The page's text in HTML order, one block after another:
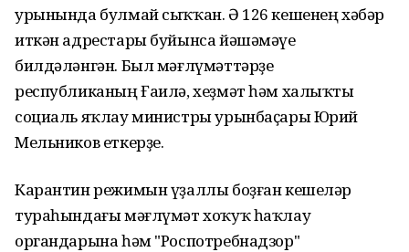
урынында булмай сыҡҡан. Ә 126 кешенең хәбәр
иткән адрестары буйынса йәшәмәүе
билдәләнгән. Был мәғлүмәттәрҙе
республиканың Ғаилә, хеҙмәт һәм халыҡты
социаль яҡлау министры урынбаҫары Юрий
Мельников еткерҙе.
Карантин режимын үҙаллы боҙған кешеләр
тураһындағы мәғлүмәт хоҡуҡ һаҡлау
органдарына һәм "Роспотребнадзор"